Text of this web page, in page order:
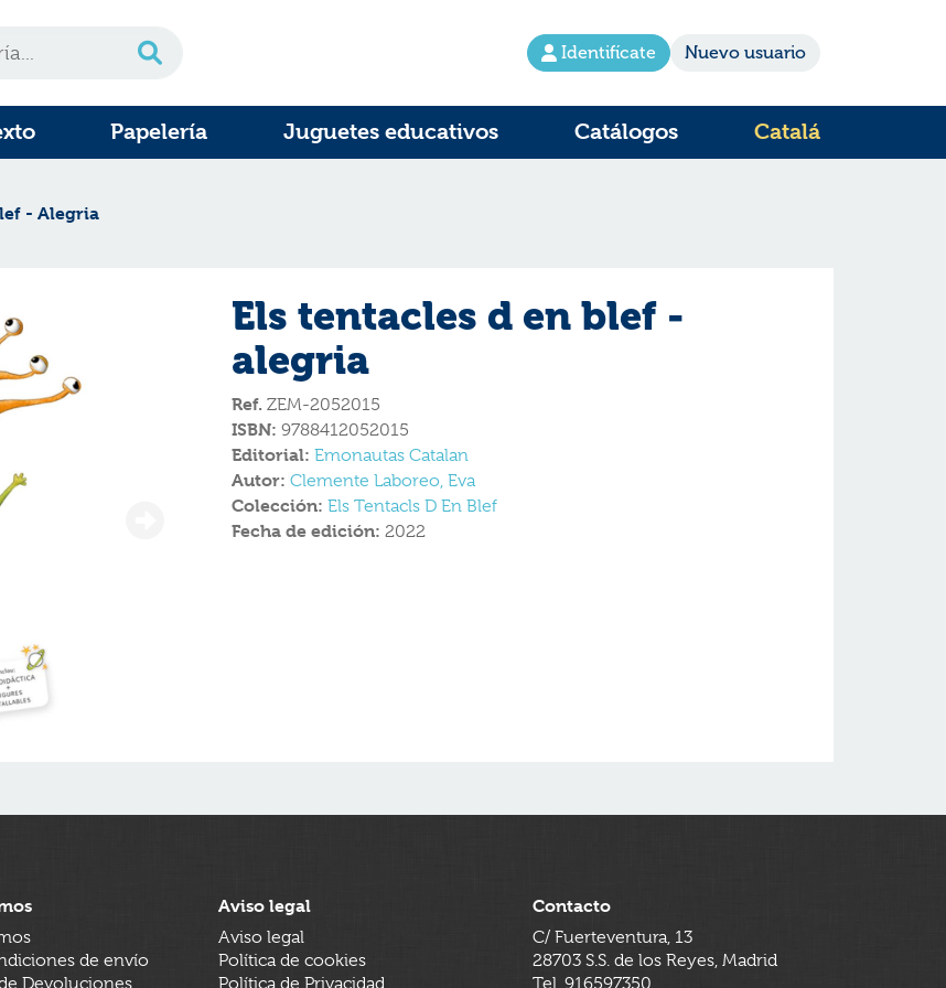
Identifícate Nuevo usuario
Papelería Juguetes educativos Catálogos Catalá
- Alegria
Els tentacles d en blef -
alegria
Ref. ZEM-2052015
ISBN: 9788412052015
Editorial: Emonautas Catalan
Autor: Clemente Laboreo, Eva
Colección: Els Tentacls D En Blef
Fecha de edición: 2022
de envío
Devoluciones
Aviso legal
Aviso legal
Política de cookies
Política de Privacidad
Contacto
C/ Fuerteventura, 13
28703 S.S. de los Reyes, Madrid
Tel. 916597350